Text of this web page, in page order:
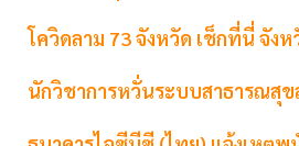
โควิดลาม 73 จังหวัด เช็กที่นี่ จัง
นักวิชาการหวั่นระบบสาธารณสุ